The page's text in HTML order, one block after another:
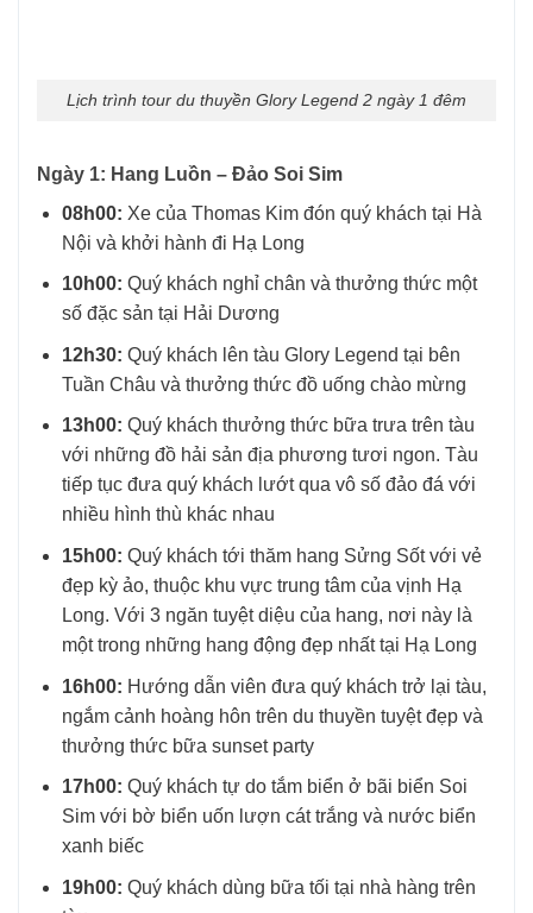
Lịch trình tour du thuyền Glory Legend 2 ngày 1 đêm
Ngày 1: Hang Luồn – Đảo Soi Sim
08h00: Xe của Thomas Kim đón quý khách tại Hà
Nội và khởi hành đi Hạ Long
10h00: Quý khách nghỉ chân và thưởng thức một
số đặc sản tại Hải Dương
12h30: Quý khách lên tàu Glory Legend tại bên
Tuần Châu và thưởng thức đồ uống chào mừng
13h00: Quý khách thưởng thức bữa trưa trên tàu
với những đồ hải sản địa phương tươi ngon. Tàu
tiếp tục đưa quý khách lướt qua vô số đảo đá với
nhiều hình thù khác nhau
15h00: Quý khách tới thăm hang Sửng Sốt với vẻ
đẹp kỳ ảo, thuộc khu vực trung tâm của vịnh Hạ
Long. Với 3 ngăn tuyệt diệu của hang, nơi này là
một trong những hang động đẹp nhất tại Hạ Long
16h00: Hướng dẫn viên đưa quý khách trở lại tàu,
ngắm cảnh hoàng hôn trên du thuyền tuyệt đẹp và
thưởng thức bữa sunset party
17h00: Quý khách tự do tắm biển ở bãi biển Soi
Sim với bờ biển uốn lượn cát trắng và nước biển
xanh biếc
19h00: Quý khách dùng bữa tối tại nhà hàng trên